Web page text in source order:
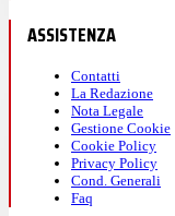
ASSISTENZA
Contatti
La Redazione
Nota Legale
Gestione Cookie
Cookie Policy
Privacy Policy
Cond. Generali
Faq